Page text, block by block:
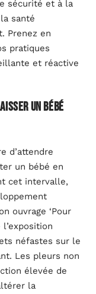
sécurité et à la
santé
Prenez en
pratiques
et réactive
un bébé
d’attendre
un bébé en
cet intervalle,
ouvrage ‘Pour
néfastes sur le
Les pleurs non
élevée de
la